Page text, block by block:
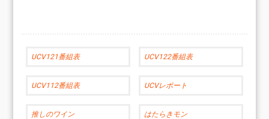
UCV121番組表 UCV122番組表
UCV112番組表 UCVレポート
推しのワイン はたらきモン